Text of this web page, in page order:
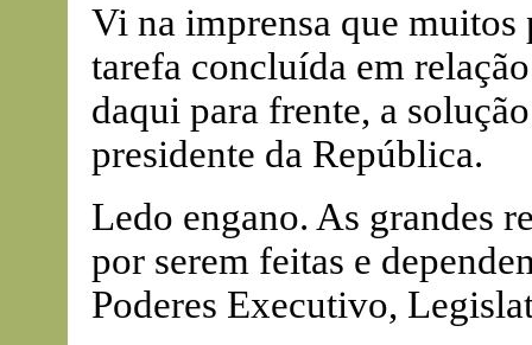
Vi na imprensa que muitos
tarefa concluída em
daqui para frente, a
presidente da República.
Ledo engano. As grandes
por serem feitas e
Poderes Executivo,